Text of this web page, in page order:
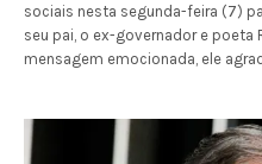
sociais nesta segunda-feira (7)
seu pai, o ex-governador e poeta
mensagem emocionada, ele